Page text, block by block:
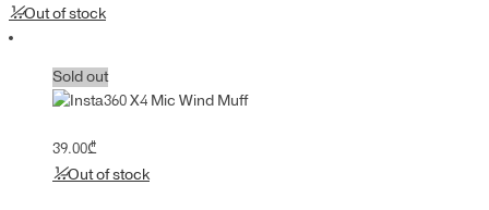
Out of stock
Sold out
39.00₾
Out of stock